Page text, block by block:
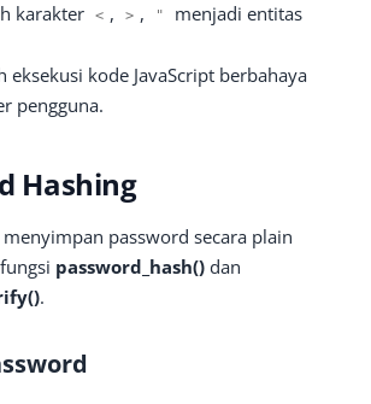
karakter < , > , "
menjadi entitas
eksekusi kode JavaScript berbahaya
pengguna.
Hashing
menyimpan password secara plain
password_hash() dan
.